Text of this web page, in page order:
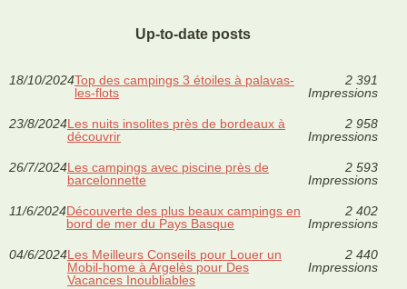
Up-to-date posts
18/10/2024Top des campings 3 étoiles à palavas-
les-flots
2 391
Impressions
23/8/2024Les nuits insolites près de bordeaux à
découvrir
2 958
Impressions
26/7/2024Les campings avec piscine près de
barcelonnette
2 593
Impressions
11/6/2024Découverte des plus beaux campings en
bord de mer du Pays Basque
2 402
Impressions
04/6/2024Les Meilleurs Conseils pour Louer un
Mobil-home à Argelès pour Des
Vacances Inoubliables
2 440
Impressions